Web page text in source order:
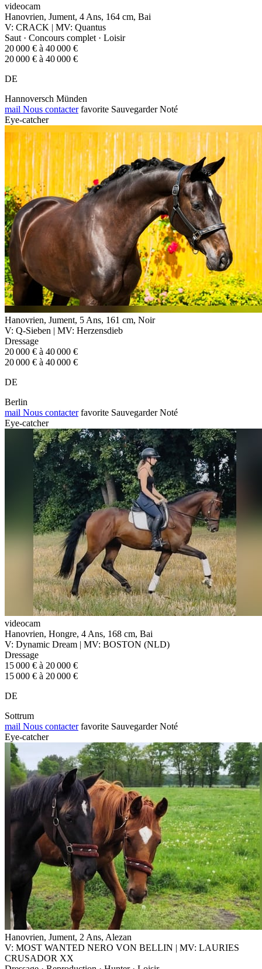
videocam
Hanovrien, Jument, 4 Ans, 164 cm, Bai
V: CRACK | MV: Quantus
Saut · Concours complet · Loisir
20 000 € à 40 000 €
20 000 € à 40 000 €
DE
Hannoversch Münden
mail Nous contacter favorite Sauvegarder Noté
Eye-catcher
Hanovrien, Jument, 5 Ans, 161 cm, Noir
V: Q-Sieben | MV: Herzensdieb
Dressage
20 000 € à 40 000 €
20 000 € à 40 000 €
DE
Berlin
mail Nous contacter favorite Sauvegarder Noté
Eye-catcher
videocam
Hanovrien, Hongre, 4 Ans, 168 cm, Bai
V: Dynamic Dream | MV: BOSTON (NLD)
Dressage
15 000 € à 20 000 €
15 000 € à 20 000 €
DE
Sottrum
mail Nous contacter favorite Sauvegarder Noté
Eye-catcher
Hanovrien, Jument, 2 Ans, Alezan
V: MOST WANTED NERO VON BELLIN | MV: LAURIES
CRUSADOR XX